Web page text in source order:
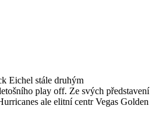
Eichel stále druhým
play off. Ze svých představení
ale elitní centr Vegas Golden